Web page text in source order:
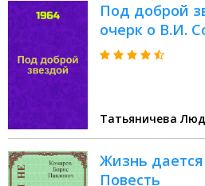
Под доброй
очерк о В.И.
Татьяничева
Жизнь
Повесть